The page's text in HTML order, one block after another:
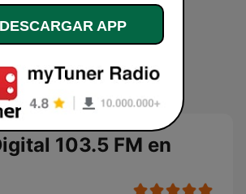
103.5 FM en
DESCARGAR APP